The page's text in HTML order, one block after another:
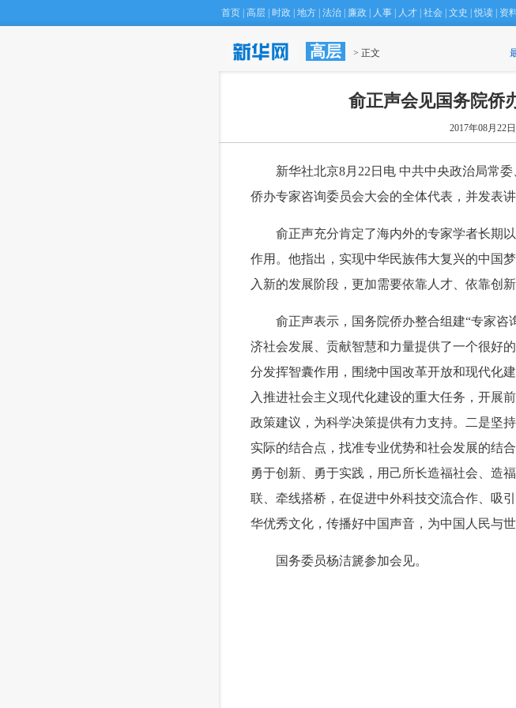
首页 高层 时政 地方 法治 廉政 人事 人才 社会 文史 悦读 资
高层 > 正文 甘肃陇南
俞正声会见国务院侨
2017年08月22
新华社北京8月22日电 中共中央政治局常委
侨办专家咨询委员会大会的全体代表，并发表讲
俞正声充分肯定了海内外的专家学者长期以
作用。他指出，实现中华民族伟大复兴的中国
入新的发展阶段，更加需要依靠人才、依靠创
俞正声表示，国务院侨办整合组建“专家咨
济社会发展、贡献智慧和力量提供了一个很好
分发挥智囊作用，围绕中国改革开放和现代化
入推进社会主义现代化建设的重大任务，开展
政策建议，为科学决策提供有力支持。二是坚
实际的结合点，找准专业优势和社会发展的结
勇于创新、勇于实践，用己所长造福社会、造
联、牵线搭桥，在促进中外科技交流合作、吸
华优秀文化，传播好中国声音，为中国人民与
国务委员杨洁篪参加会见。